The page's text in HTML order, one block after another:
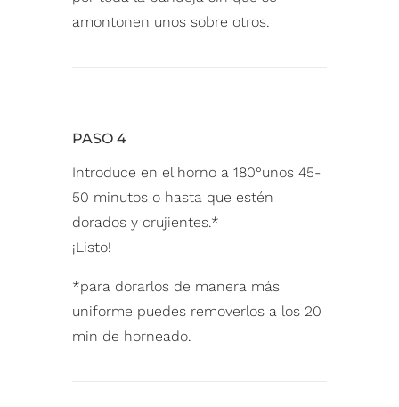
amontonen unos sobre otros.⁠
PASO 4
Introduce en el horno a 180°unos 45-
50 minutos ⁠o hasta que estén
dorados y crujientes.⁠*
¡Listo!⁠
*para dorarlos de manera más
uniforme puedes removerlos a los 20
min de horneado.